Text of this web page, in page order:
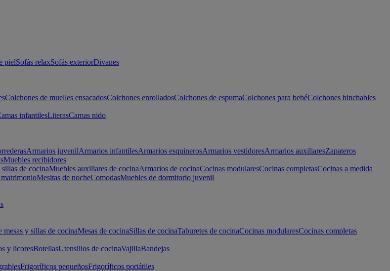
pielSofás relaxSofás exteriorDivanes
Colchones de muelles ensacadosColchones enrolladosColchones de espumaColchones para bebéColchones hinchables
infantilesLiterasCamas nido
Armarios juvenilArmarios infantilesArmarios esquinerosArmarios vestidoresArmarios auxiliaresZapateros
Muebles recibidores
de cocinaMuebles auxiliares de cocinaArmarios de cocinaCocinas modularesCocinas completasCocinas a medida
Mesitas de nocheComodasMuebles de dormitorio juvenil
mesas y sillas de cocinaMesas de cocinaSillas de cocinaTaburetes de cocinaCocinas modularesCocinas completas
y licoresBotellasUtensilios de cocinaVajillaBandejas
Frigoríficos pequeñosFrigoríficos portátiles